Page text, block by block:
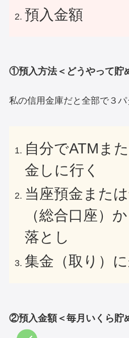
預入金額
①預入方法＜どうやって貯
私の信用金庫だと全部で３パ
自分でATMま
金しに行く
当座預金また
（総合口座）
落とし
集金（取り）
②預入金額＜毎月いくら貯